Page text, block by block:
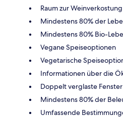
Raum zur Weinverkostung
Mindestens 80% der
Mindestens 80% Bio-
Vegane Speiseoptionen
Vegetarische
Informationen über die
Doppelt verglaste Fenster
Mindestens 80% der
Umfassende